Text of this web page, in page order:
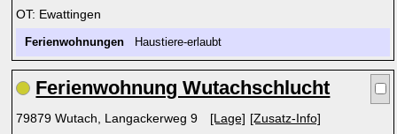
OT: Ewattingen
Ferienwohnungen Haustiere-erlaubt
Ferienwohnung Wutachschlucht
79879 Wutach, Langackerweg 9 [Lage] [Zusatz-Info]